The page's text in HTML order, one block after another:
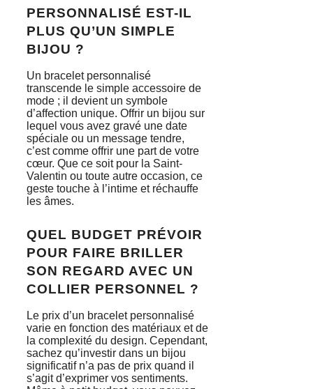
PERSONNALISÉ EST-IL
PLUS QU’UN SIMPLE
BIJOU ?
Un bracelet personnalisé
transcende le simple accessoire de
mode ; il devient un symbole
d’affection unique. Offrir un bijou sur
lequel vous avez gravé une date
spéciale ou un message tendre,
c’est comme offrir une part de votre
cœur. Que ce soit pour la Saint-
Valentin ou toute autre occasion, ce
geste touche à l’intime et réchauffe
les âmes.
QUEL BUDGET PRÉVOIR
POUR FAIRE BRILLER
SON REGARD AVEC UN
COLLIER PERSONNEL ?
Le prix d’un bracelet personnalisé
varie en fonction des matériaux et de
la complexité du design. Cependant,
sachez qu’investir dans un bijou
significatif n’a pas de prix quand il
s’agit d’exprimer vos sentiments.